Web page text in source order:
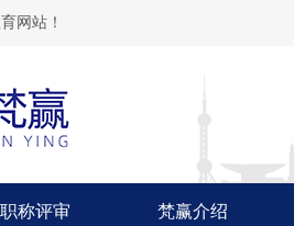
网站！
职称评审 梵赢介绍